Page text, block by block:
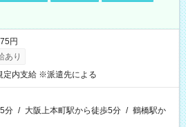
円
あり
定内支給 ※派遣先による
分 / 大阪上本町駅から徒歩5分 / 鶴橋駅か